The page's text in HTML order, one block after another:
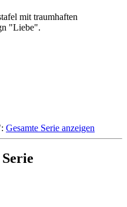
mit traumhaften
"Liebe".
Gesamte Serie anzeigen